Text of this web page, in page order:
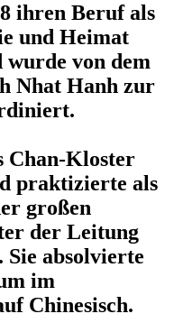
ihren Beruf als
und Heimat
von dem
Nhat Hanh zur
Chan-Kloster
praktizierte als
großen
der Leitung
absolvierte
im
Chinesisch.